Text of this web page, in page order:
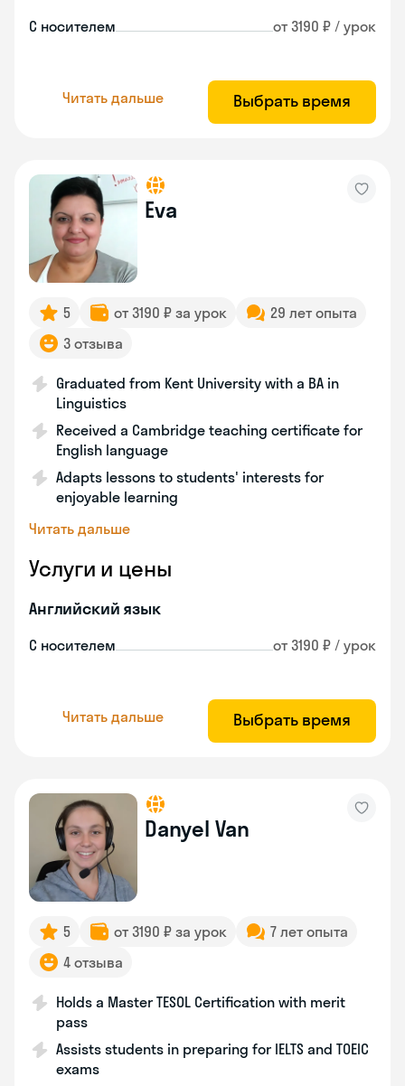
С носителем от 3190 ₽ / урок
Читать дальше Выбрать время
Eva
5 от 3190 ₽ за урок
29 лет опыта
3 отзыва
Graduated from Kent University with a BA in
Linguistics
Received a Cambridge teaching certificate for
English language
Adapts lessons to students' interests for
enjoyable learning
Читать дальше
Услуги и цены
Английский язык
С носителем от 3190 ₽ / урок
Читать дальше Выбрать время
Danyel Van
5 от 3190 ₽ за урок
7 лет опыта
4 отзыва
Holds a Master TESOL Certification with merit
pass
Assists students in preparing for IELTS and TOEIC
exams